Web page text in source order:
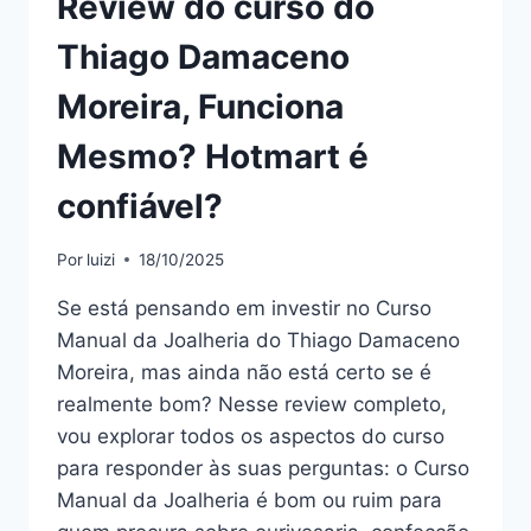
Thiago Damaceno
Moreira, Funciona
Mesmo? Hotmart é
confiável?
Por luizi 18/10/2025
Se está pensando em investir no Curso
Manual da Joalheria do Thiago Damaceno
Moreira, mas ainda não está certo se é
realmente bom? Nesse review completo,
vou explorar todos os aspectos do curso
para responder às suas perguntas: o Curso
Manual da Joalheria é bom ou ruim para